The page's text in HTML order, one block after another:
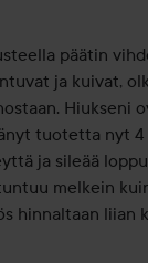
päätin
ja kuivat,
Hiukseni
tuotetta nyt 4
ja sileää
melkein
hinnaltaan liian